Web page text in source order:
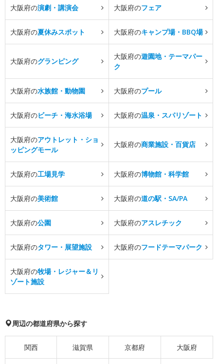
大阪府の演劇・講演会 大阪府のフェア
大阪府の夏休みスポット 大阪府のキャンプ場・BBQ場
大阪府のグランピング
大阪府の遊園地・テーマパー
ク
大阪府の水族館・動物園 大阪府のプール
大阪府のビーチ・海水浴場 大阪府の温泉・スパリゾート
大阪府のアウトレット・ショ
ッピングモール
大阪府の商業施設・百貨店
大阪府の工場見学 大阪府の博物館・科学館
大阪府の美術館 大阪府の道の駅・SA/PA
大阪府の公園 大阪府のアスレチック
大阪府のタワー・展望施設 大阪府のフードテーマパーク
大阪府の牧場・レジャー＆リ
ゾート施設
周辺の都道府県から探す
関西 滋賀県 京都府 大阪府